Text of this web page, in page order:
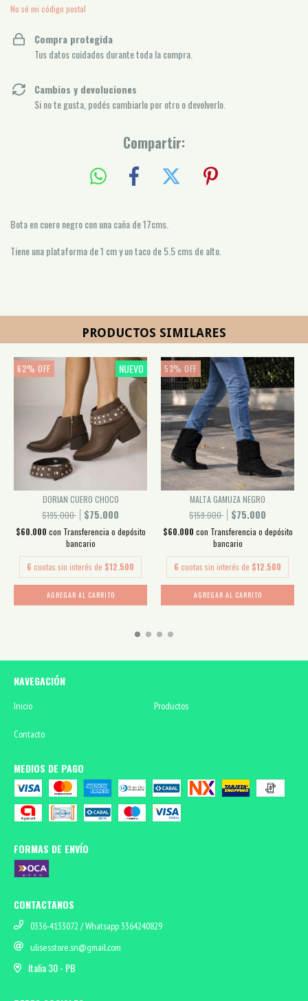
No sé mi código postal
Compra protegida
Tus datos cuidados durante toda la compra.
Cambios y devoluciones
Si no te gusta, podés cambiarlo por otro o devolverlo.
Compartir:
Bota en cuero negro con una caña de 17cms.
Tiene una plataforma de 1 cm y un taco de 5.5 cms de alto.
PRODUCTOS SIMILARES
62% OFF NUEVO
DORIAN CUERO CHOCO
$195.000
$75.000
$60.000 con Transferencia o depósito
bancario
6 cuotas sin interés de $12.500
AGREGAR AL CARRITO
53% OFF
MALTA GAMUZA NEGRO
$159.000
$75.000
$60.000 con Transferencia o depósito
bancario
6 cuotas sin interés de $12.500
AGREGAR AL CARRITO
NAVEGACIÓN
Inicio Productos
Contacto
MEDIOS DE PAGO
FORMAS DE ENVÍO
CONTACTANOS
0336-4133072 / Whatsapp 3364240829
ulisesstore.sn@gmail.com
Italia 30 - PB